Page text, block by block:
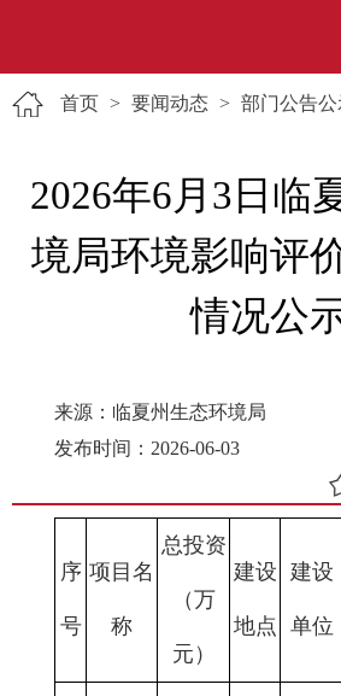
首页 > 要闻动态 > 部门公告公
2026年6月3日临
境局环境影响评
情况公
来源：临夏州生态环境局
发布时间：2026-06-03
序
号
项目名
称
总投资
（万
元）
建设
地点
建设
单位